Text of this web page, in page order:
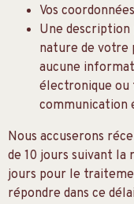
Vos coordonnées
Une
nature de votre
aucune
électronique
communication
Nous accuserons
de 10 jours suivant la
jours pour le
répondre dans ce